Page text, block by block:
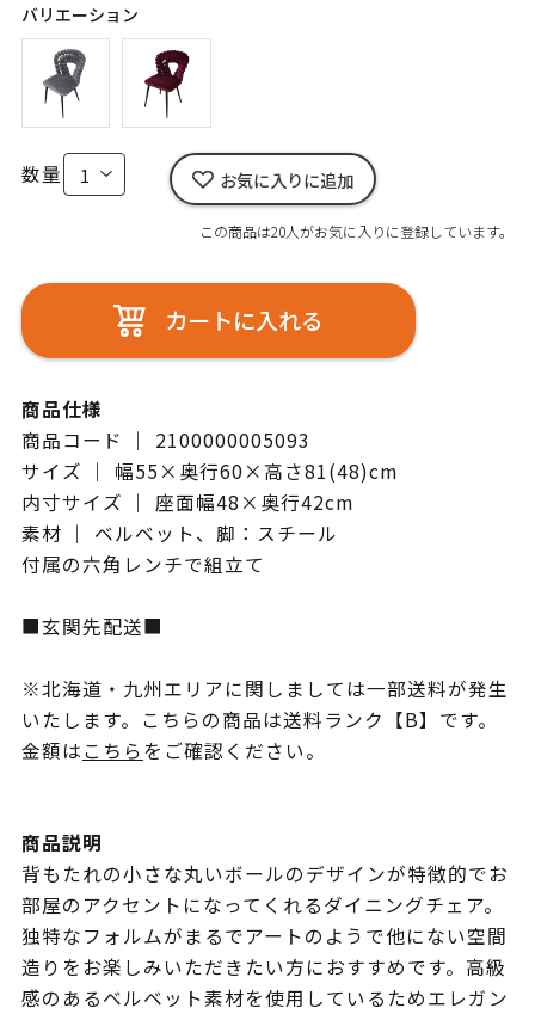
バリエーション
数量 お気に入りに追加
この商品は20人がお気に入りに登録しています。
カートに入れる
商品仕様
商品コード ｜ 2100000005093
サイズ ｜ 幅55×奥行60×高さ81(48)cm
内寸サイズ ｜ 座面幅48×奥行42cm
素材 ｜ ベルベット、脚：スチール
付属の六角レンチで組立て
■玄関先配送■
※北海道・九州エリアに関しましては一部送料が発生
いたします。こちらの商品は送料ランク【B】です。
金額はこちらをご確認ください。
商品説明
背もたれの小さな丸いボールのデザインが特徴的でお
部屋のアクセントになってくれるダイニングチェア。
独特なフォルムがまるでアートのようで他にない空間
造りをお楽しみいただきたい方におすすめです。高級
感のあるベルベット素材を使用しているためエレガン